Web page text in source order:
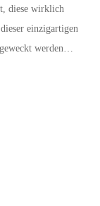
diese wirklich
einzigartigen
werden…